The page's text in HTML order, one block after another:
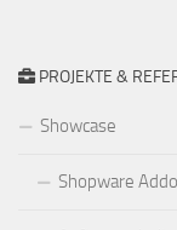
PROJEKTE &
Showcase
Shopware